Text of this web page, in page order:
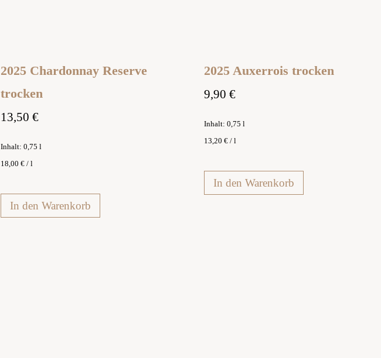
2025 Chardonnay Reserve
trocken
13,50 €
Inhalt: 0,75 l
18,00 €/ l
In den Warenkorb
2025 Auxerrois trocken
9,90€
Inhalt: 0,75l
13,20€ /l
In den Warenkorb